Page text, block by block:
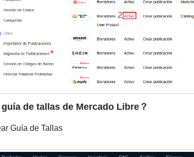
de tallas de Mercado Libre？
Guía de Tallas